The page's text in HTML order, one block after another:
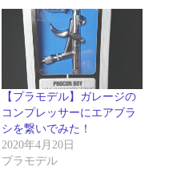
【プラモデル】ガレージの
コンプレッサーにエアブラ
シを繋いでみた！
2020年4月20日
プラモデル